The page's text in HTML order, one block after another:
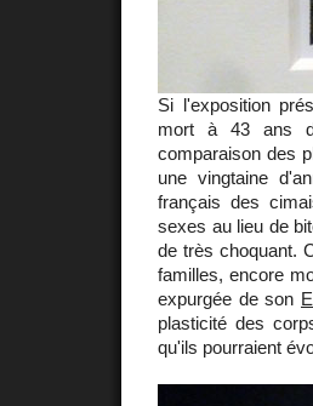
Si l'exposition
mort à 43 ans
comparaison des
une vingtaine
français des
sexes au lieu de
de très choquant.
familles, encore
expurgée de son
plasticité des
qu'ils pourraient